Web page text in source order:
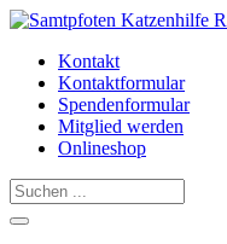
Kontakt
Kontaktformular
Spendenformular
Mitglied werden
Onlineshop